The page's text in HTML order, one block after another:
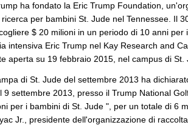
ha fondato la Eric Trump Foundation,
per bambini St. Jude nel Tennessee. Il
$ 20 milioni in un periodo di 10 anni
intensiva Eric Trump nel Kay Research and
aperta su 19 febbraio 2015, nel campus di St.
di St. Jude del settembre 2013 ha
9 settembre 2013, presso il Trump National
per i bambini di St. Jude ", per un totale di 6
Jr., presidente dell'organizzazione di